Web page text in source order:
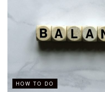
HOW TO DO